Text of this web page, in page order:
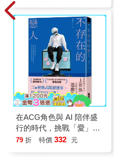
在ACG角色與 AI 陪伴盛
行的時代，挑戰「愛」與
「真實」的定義
79 折 特價 332 元